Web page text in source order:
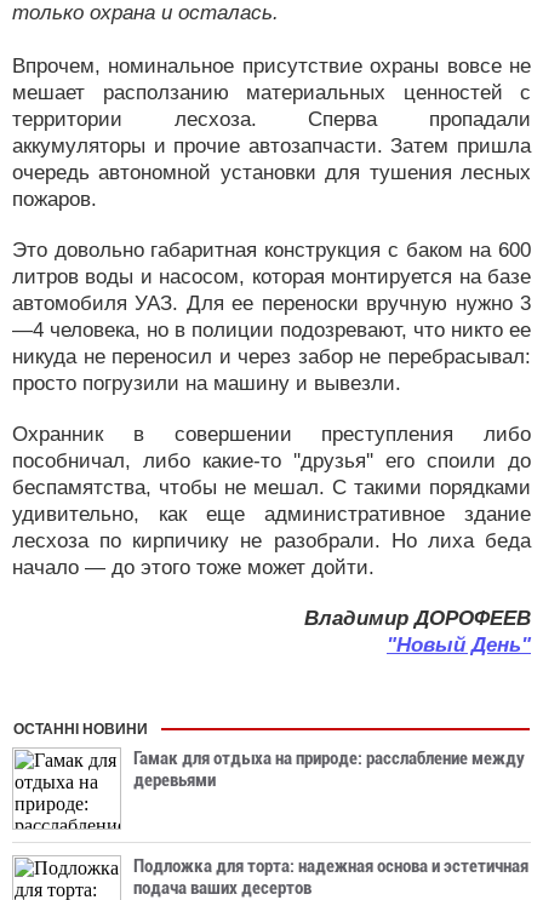
только охрана и осталась.
Впрочем, номинальное присутствие охраны вовсе не
мешает расползанию материальных ценностей с
территории лесхоза. Сперва пропадали
аккумуляторы и прочие автозапчасти. Затем пришла
очередь автономной установки для тушения лесных
пожаров.
Это довольно габаритная конструкция с баком на 600
литров воды и насосом, которая монтируется на базе
автомобиля УАЗ. Для ее переноски вручную нужно 3
—4 человека, но в полиции подозревают, что никто ее
никуда не переносил и через забор не перебрасывал:
просто погрузили на машину и вывезли.
Охранник в совершении преступления либо
пособничал, либо какие-то ''друзья'' его споили до
беспамятства, чтобы не мешал. С такими порядками
удивительно, как еще административное здание
лесхоза по кирпичику не разобрали. Но лиха беда
начало — до этого тоже может дойти.
Владимир ДОРОФЕЕВ
"Новый День"
ОСТАННІ НОВИНИ
Гамак для отдыха на природе: расслабление между
деревьями
Подложка для торта: надежная основа и эстетичная
подача ваших десертов